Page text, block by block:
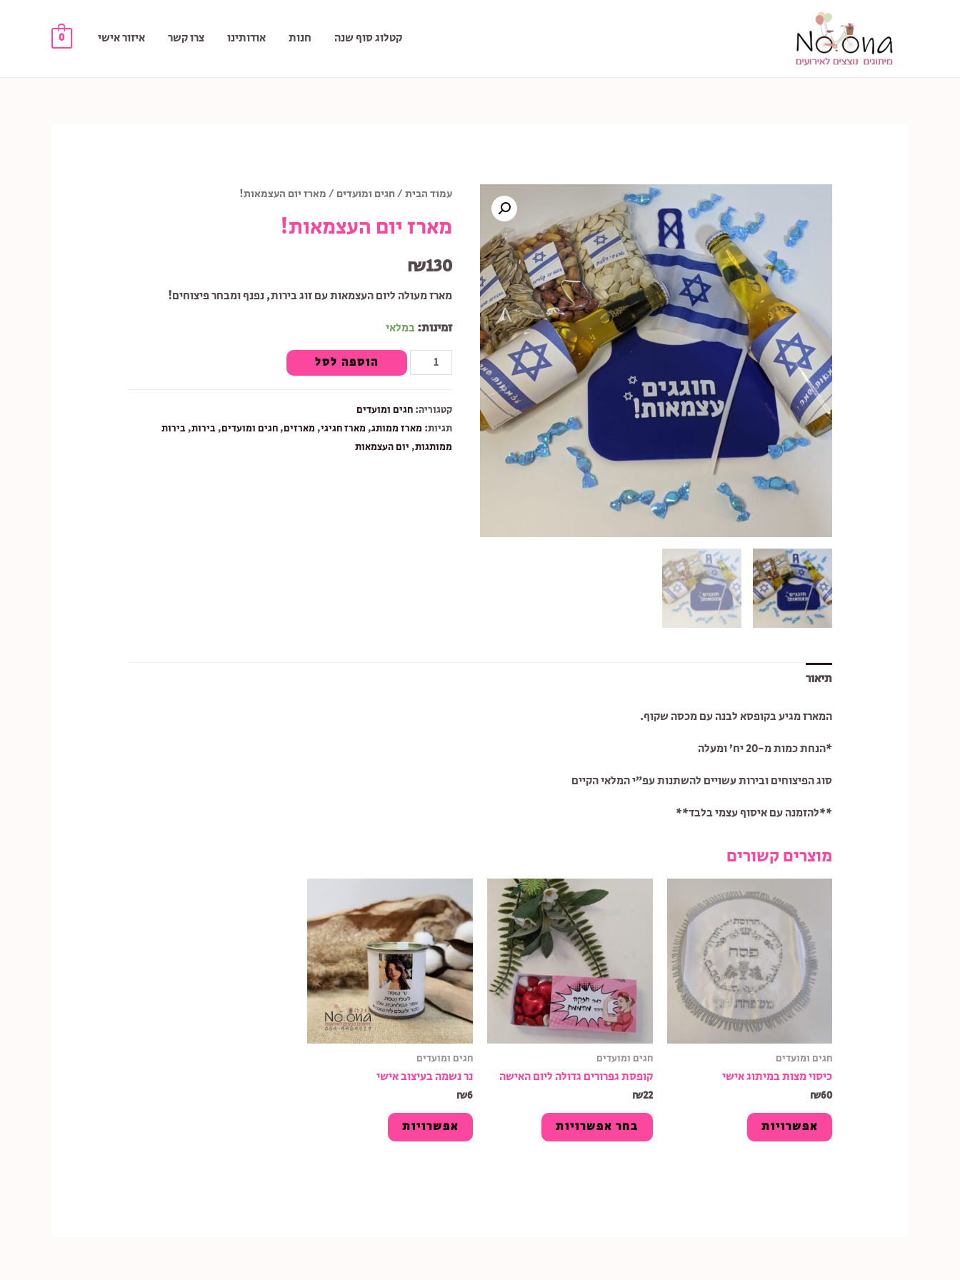
קטלוג סוף שנה חנות אודותינו צרו קשר איזור אישי 0
עמוד הבית/חגים ומועדים / מארז יום העצמאות!
מארז יום העצמאות!
₪130
מארז מעולה ליום העצמאות עם זוג בירות, נפנף ומבחר פיצוחים!
זמינות:במלאי
כמות
של
יום
העצמאות!
הוספה לסל
קטגוריה:חגים ומועדים
תגיות: מארז ממותג, מארז חגיגי, מארזים,חגים ומועדים,בירות,בירות
ממותגות, יום העצמאות
תיאור
המארז מגיע בקופסא לבנה עם מכסה שקוף.
*הנחת כמות מ-20 יח’ ומעלה
סוג הפיצוחים ובירות עשויים להשתנות עפ”י המלאי הקיים
**להזמנה עם איסוף עצמי בלבד**
מוצרים קשורים
חגים ומועדים
כיסוי מצות במיתוג אישי
₪60
אפשרויות
חגים ומועדים
קופסת גפרורים גדולה ליום האישה
₪22
בחר אפשרויות
חגים ומועדים
נר נשמה בעיצוב אישי
₪6
אפשרויות